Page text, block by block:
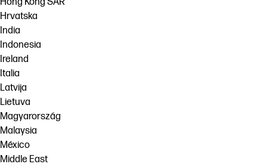
Hrvatska
India
Indonesia
Ireland
Italia
Latvija
Lietuva
Magyarország
Malaysia
México
Middle East